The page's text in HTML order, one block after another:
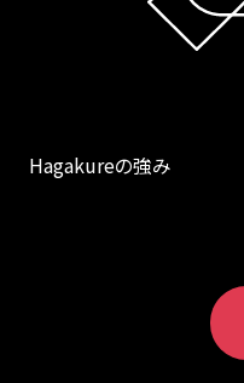
Hagakureの強み